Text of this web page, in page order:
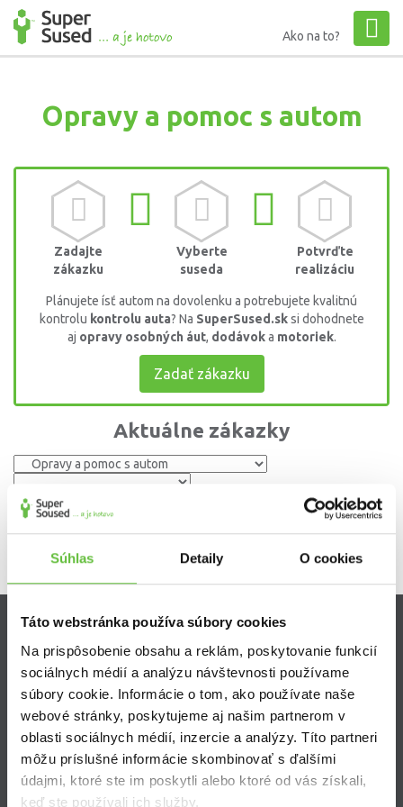
Súhlas Detaily O cookies
Táto webstránka používa súbory cookies
Na prispôsobenie obsahu a reklám, poskytovanie funkcií
sociálnych médií a analýzu návštevnosti používame
súbory cookie. Informácie o tom, ako používate naše
webové stránky, poskytujeme aj našim partnerom v
oblasti sociálnych médií, inzercie a analýzy. Títo partneri
môžu príslušné informácie skombinovať s ďalšími
údajmi, ktoré ste im poskytli alebo ktoré od vás získali,
keď ste používali ich služby.
Ako na to?
Opravy a pomoc s autom
Zadajte
zákazku
Vyberte
suseda
Potvrďte
realizáciu
Plánujete ísť autom na dovolenku a potrebujete kvalitnú
kontrolu kontrolu auta? Na SuperSused.sksi dohodnete
aj opravy osobných áut, dodávoka motoriek.
Zadať zákazku
Aktuálne zákazky
Zistite viac
Ako Super Sused funguje?
Ako sa stať Super Susedom?
Často kladené otázky